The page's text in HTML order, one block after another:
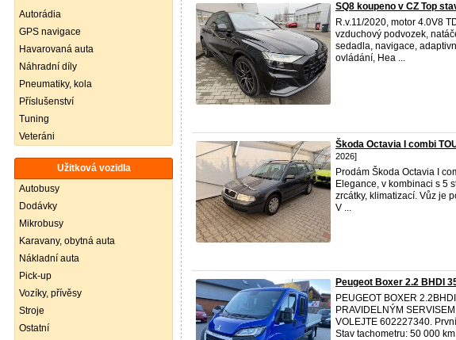
Autorádia
GPS navigace
Havarovaná auta
Náhradní díly
Pneumatiky, kola
Příslušenství
Tuning
Veteráni
Užitková vozidla
Autobusy
Dodávky
Mikrobusy
Karavany, obytná auta
Nákladní auta
Pick-up
Vozíky, přívěsy
Stroje
Ostatní
SQ8 koupeno v CZ Top
R.v.11/2020, motor 4.0V8
vzduchový podvozek,
sedadla, navigace,
ovládání, Hea ...
Škoda Octavia I combi
2026]
Prodám Škoda Octavia I
Elegance, v kombinaci s 5
zrcátky, klimatizací. Vůz je
V ...
Peugeot Boxer 2.2 BHDI
PEUGEOT BOXER
PRAVIDELNÝM
VOLEJTE 602227340.
Stav tachometru: 50 000